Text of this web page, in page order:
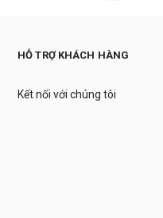
HỖ TRỢ KHÁCH HÀNG
Kết nối với chúng tôi